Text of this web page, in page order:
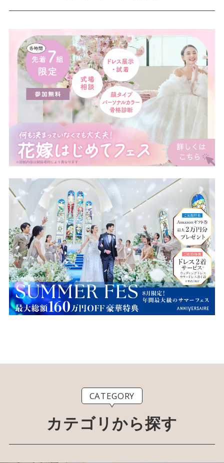
CATEGORY
カテゴリから探す